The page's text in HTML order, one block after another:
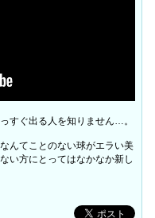
すぐ出る人を知りません…。
んてことのない球がエラい美
い方にとってはなかなか新し